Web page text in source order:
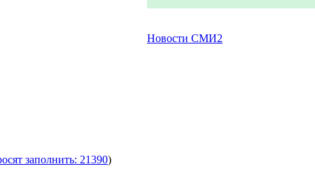
заполнить: 21390)
Новости СМИ2